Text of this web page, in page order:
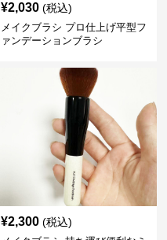
¥2,030 (税込)
メイクブラシ プロ仕上げ平型フ
ァンデーションブラシ
¥2,300 (税込)